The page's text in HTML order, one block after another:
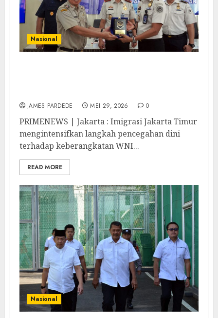
Nasional
JAMES PARDEDE MEI 29, 2026 0
PRIMENEWS | Jakarta : Imigrasi Jakarta Timur
mengintensifkan langkah pencegahan dini
terhadap keberangkatan WNI...
READ MORE
Nasional